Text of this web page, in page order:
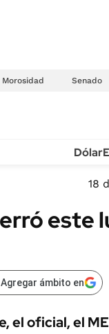
Morosidad Senado
Dólar
18
este
Agregar ámbito en
el oficial, el